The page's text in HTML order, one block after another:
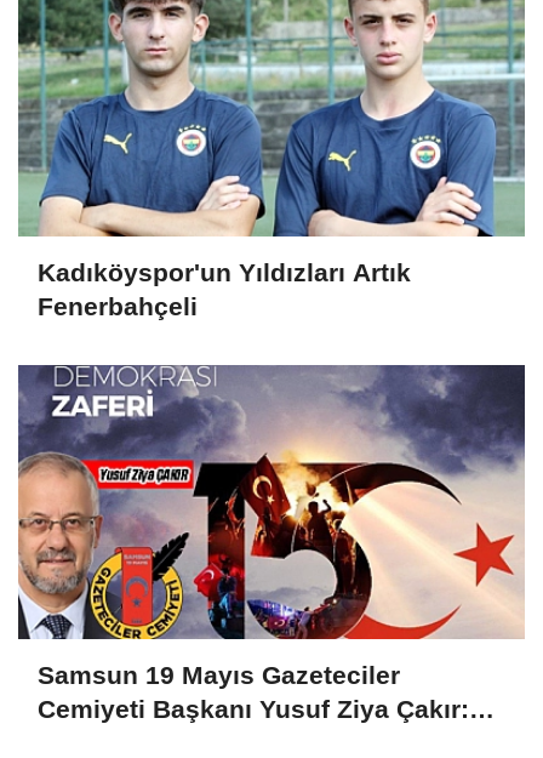
Kadıköyspor'un Yıldızları Artık
Fenerbahçeli
Samsun 19 Mayıs Gazeteciler
Cemiyeti Başkanı Yusuf Ziya Çakır: